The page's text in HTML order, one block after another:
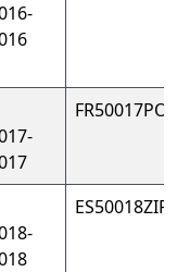
FR50017POLO
ES50018ZIP